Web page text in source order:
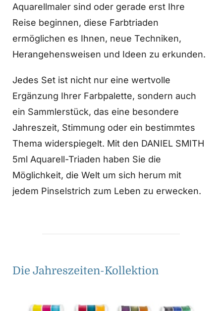
Aquarellmaler sind oder gerade erst Ihre
Reise beginnen, diese Farbtriaden
ermöglichen es Ihnen, neue Techniken,
Herangehensweisen und Ideen zu erkunden.
Jedes Set ist nicht nur eine wertvolle
Ergänzung Ihrer Farbpalette, sondern auch
ein Sammlerstück, das eine besondere
Jahreszeit, Stimmung oder ein bestimmtes
Thema widerspiegelt. Mit den DANIEL SMITH
5ml Aquarell-Triaden haben Sie die
Möglichkeit, die Welt um sich herum mit
jedem Pinselstrich zum Leben zu erwecken.
Die Jahreszeiten-Kollektion